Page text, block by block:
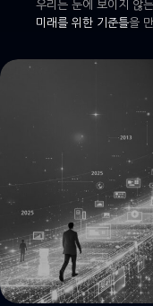
우리는 눈에 보이지 않
미래를 위한 기준틀을